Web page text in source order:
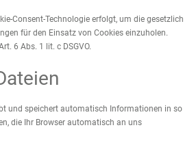
Consent-Technologie erfolgt, um die gesetzlich
für den Einsatz von Cookies einzuholen.
6 Abs. 1 lit. c DSGVO.
und speichert automatisch Informationen in so
die Ihr Browser automatisch an uns